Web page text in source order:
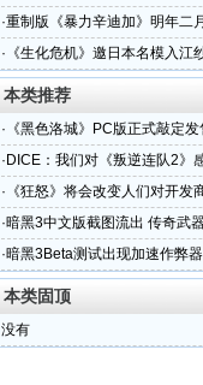
同步在线平台
·重制版《暴力辛迪加》明年二
· 《生化危机》邀日本名模入江
本类推荐
· 《黑色洛城》PC版正式敲定
· DICE：我们对《叛逆连队2》
· 《狂怒》将会改变人们对开发
·暗黑3中文版截图流出 传奇武
·暗黑3Beta测试出现加速作弊器
本类固顶
没有